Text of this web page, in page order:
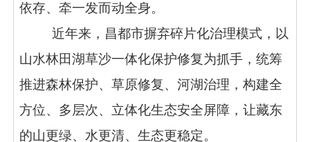
依存、牵一发而动全身。
近年来，昌都市摒弃碎片化治理模式，以
山水林田湖草沙一体化保护修复为抓手，统筹
推进森林保护、草原修复、河湖治理，构建全
方位、多层次、立体化生态安全屏障，让藏东
的山更绿、水更清、生态更稳定。